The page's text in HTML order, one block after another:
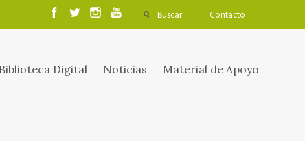
Buscar Contacto
Biblioteca Digital Noticias Material de Apoyo